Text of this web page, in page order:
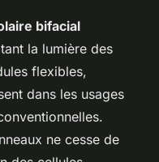
bifacial
la lumière des
flexibles,
dans les usages
ne cesse de